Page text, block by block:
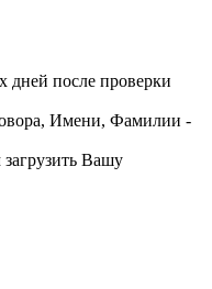
дней после проверки
Имени, Фамилии -
Вашу